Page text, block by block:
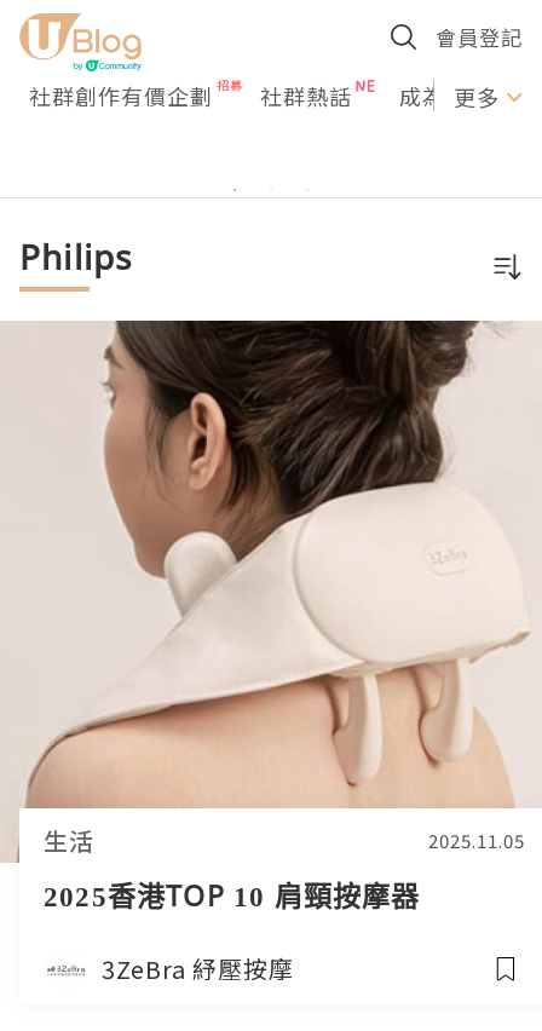
會員登記
社群創作有價企劃 社群熱話 成為U更多
Philips
生活 2025.11.05
2025香港TOP 10 肩頸按摩器
3ZeBra 紓壓按摩